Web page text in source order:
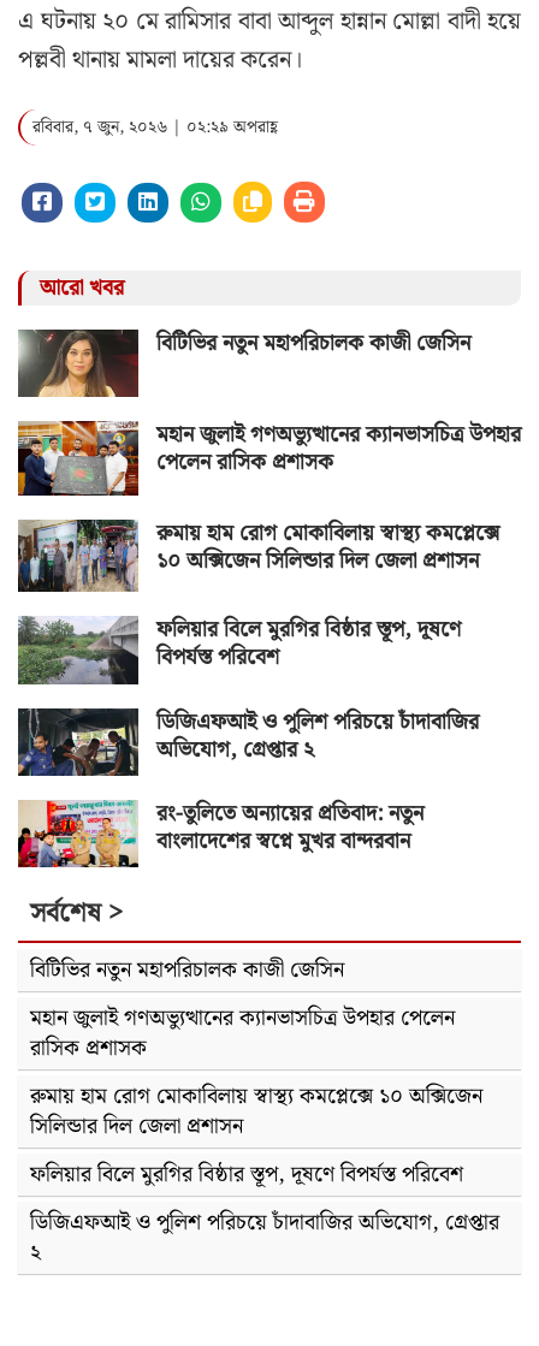
এ ঘটনায় ২০ মে রামিসার বাবা আব্দুল হান্নান মোল্লা বাদী হয়ে
পল্লবী থানায় মামলা দায়ের করেন।
রবিবার, ৭ জুন, ২০২৬ | ০২:২৯ অপরাহ্ণ
আরো খবর
বিটিভির নতুন মহাপরিচালক কাজী জেসিন
মহান জুলাই গণঅভ্যুত্থানের ক্যানভাসচিত্র উপহার
পেলেন রাসিক প্রশাসক
রুমায় হাম রোগ মোকাবিলায় স্বাস্থ্য কমপ্লেক্সে
১০ অক্সিজেন সিলিন্ডার দিল জেলা প্রশাসন
ফলিয়ার বিলে মুরগির বিষ্ঠার স্তূপ, দূষণে
বিপর্যস্ত পরিবেশ
ডিজিএফআই ও পুলিশ পরিচয়ে চাঁদাবাজির
অভিযোগ, গ্রেপ্তার ২
রং-তুলিতে অন্যায়ের প্রতিবাদ: নতুন
বাংলাদেশের স্বপ্নে মুখর বান্দরবান
সর্বশেষ >
বিটিভির নতুন মহাপরিচালক কাজী জেসিন
মহান জুলাই গণঅভ্যুত্থানের ক্যানভাসচিত্র উপহার পেলেন
রাসিক প্রশাসক
রুমায় হাম রোগ মোকাবিলায় স্বাস্থ্য কমপ্লেক্সে ১০ অক্সিজেন
সিলিন্ডার দিল জেলা প্রশাসন
ফলিয়ার বিলে মুরগির বিষ্ঠার স্তূপ, দূষণে বিপর্যস্ত পরিবেশ
ডিজিএফআই ও পুলিশ পরিচয়ে চাঁদাবাজির অভিযোগ, গ্রেপ্তার
২